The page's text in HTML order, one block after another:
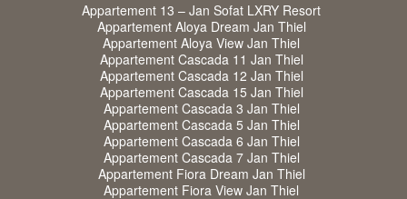
Appartement 13 – Jan Sofat LXRY Resort
Appartement Aloya Dream Jan Thiel
Appartement Aloya View Jan Thiel
Appartement Cascada 11 Jan Thiel
Appartement Cascada 12 Jan Thiel
Appartement Cascada 15 Jan Thiel
Appartement Cascada 3 Jan Thiel
Appartement Cascada 5 Jan Thiel
Appartement Cascada 6 Jan Thiel
Appartement Cascada 7 Jan Thiel
Appartement Fiora Dream Jan Thiel
Appartement Fiora View Jan Thiel